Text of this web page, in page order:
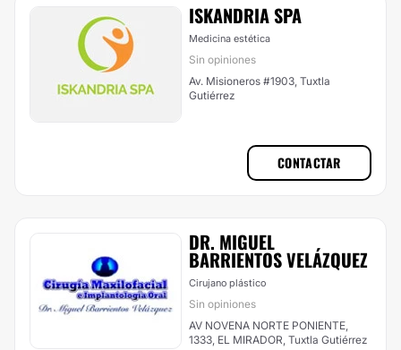
ISKANDRIA SPA
Medicina estética
Sin opiniones
Av. Misioneros #1903, Tuxtla
Gutiérrez
CONTACTAR
DR. MIGUEL
BARRIENTOS VELÁZQUEZ
Cirujano plástico
Sin opiniones
AV NOVENA NORTE PONIENTE,
1333, EL MIRADOR, Tuxtla Gutiérrez